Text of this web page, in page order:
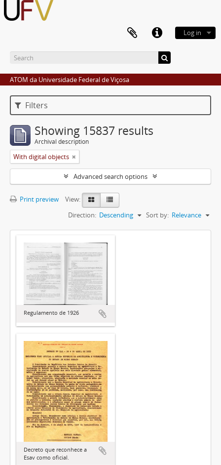
Log in
ATOM da Universidade Federal de Viçosa
Filters
Showing 15837 results
Archival description
With digital objects
Advanced search options
Print preview
View:
Sort by: Relevance
Direction: Descending
Regulamento de 1926
Decreto que reconhece a
Esav como oficial.